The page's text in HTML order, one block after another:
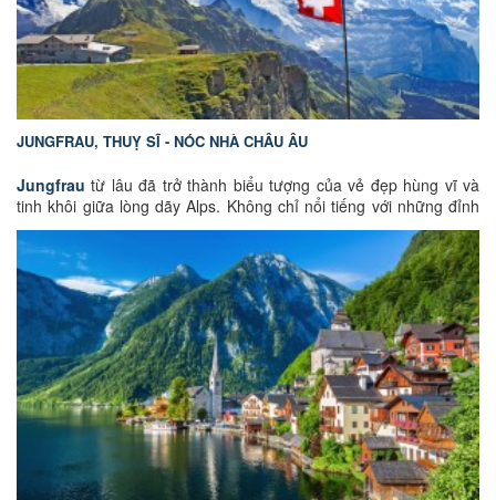
JUNGFRAU, THUỴ SĨ - NÓC NHÀ CHÂU ÂU
Jungfrau từ lâu đã trở thành biểu tượng của vẻ đẹp hùng vĩ và
tinh khôi giữa lòng dãy Alps. Không chỉ nổi tiếng với những đỉnh
núi phủ tuyết trắng quanh năm, nơi đây còn sở hữu tuyến đường
sắt trên núi được xem là kỳ quan kỹ thuật của thế giới, những
dòng sông băng hàng nghìn năm tuổi và khung cảnh đẹp như
tranh vẽ.
Đối với nhiều người, hành trình đến Jungfrau không đơn thuần là
một chuyến tham quan mà còn là cơ hội được chạm đến thiên
nhiên nguyên sơ, tận hưởng bầu không khí trong lành và khám
phá một trong những địa danh nổi tiếng nhất của Thụy Sĩ.